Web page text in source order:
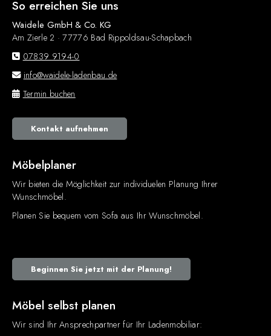
So erreichen Sie uns
Waidele GmbH & Co. KG
Am Zierle 2 · 77776 Bad Rippoldsau-Schapbach
07839 9194-0
info@waidele-ladenbau.de
Termin buchen
Kontakt aufnehmen
Möbelplaner
Wir bieten die Möglichkeit zur individuelen Planung Ihrer
Wunschmöbel.
Planen Sie bequem vom Sofa aus Ihr Wunschmöbel.
Beginnen Sie jetzt mit der Planung!
Möbel selbst planen
Wir sind Ihr Ansprechpartner für Ihr Ladenmobiliar: